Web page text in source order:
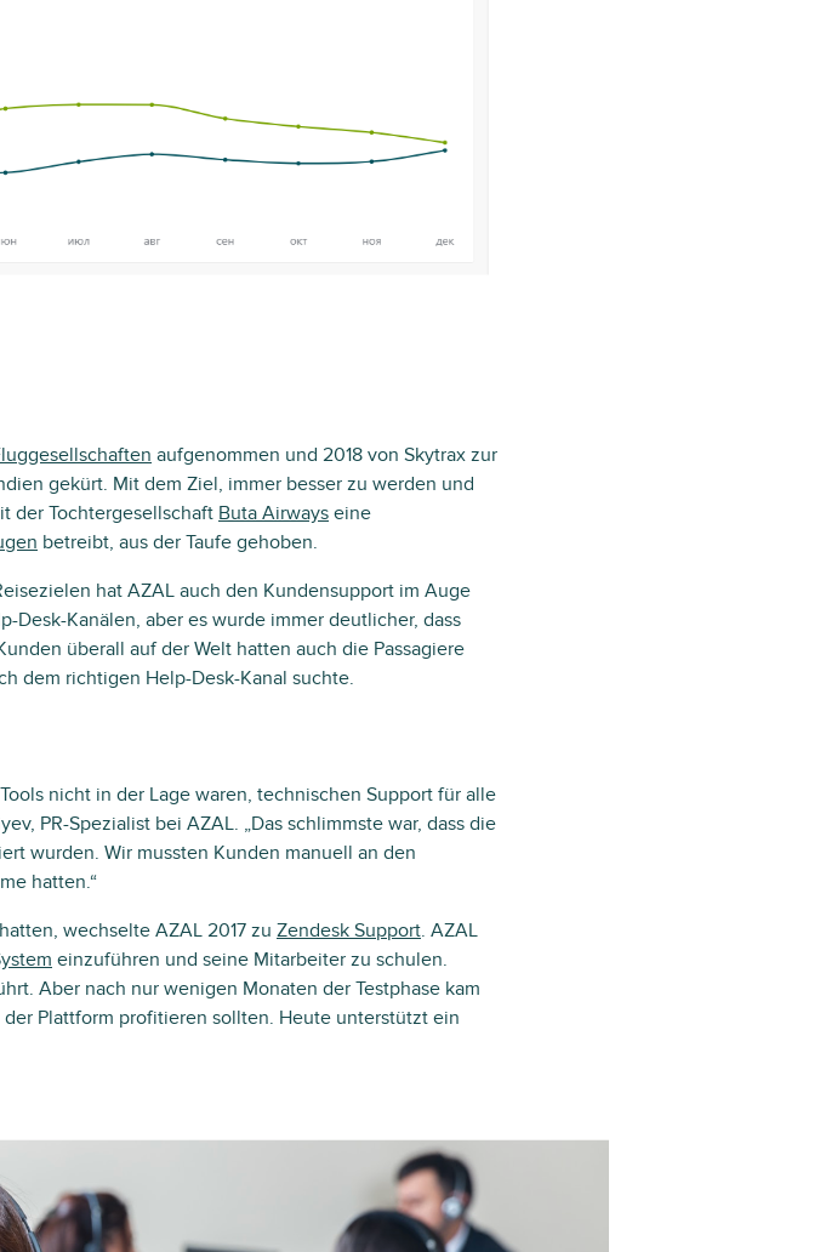
aufgenommen und 2018 von Skytrax zur
gekürt. Mit dem Ziel, immer besser zu werden und
der Tochtergesellschaft Buta Airways eine
betreibt, aus der Taufe gehoben.
hat AZAL auch den Kundensupport im Auge
Desk-Kanälen, aber es wurde immer deutlicher, dass
überall auf der Welt hatten auch die Passagiere
dem richtigen Help-Desk-Kanal suchte.
nicht in der Lage waren, technischen Support für alle
PR-Spezialist bei AZAL. „Das schlimmste war, dass die
wurden. Wir mussten Kunden manuell an den
hatten.“
wechselte AZAL 2017 zu Zendesk Support. AZAL
einzuführen und seine Mitarbeiter zu schulen.
Aber nach nur wenigen Monaten der Testphase kam
Plattform profitieren sollten. Heute unterstützt ein